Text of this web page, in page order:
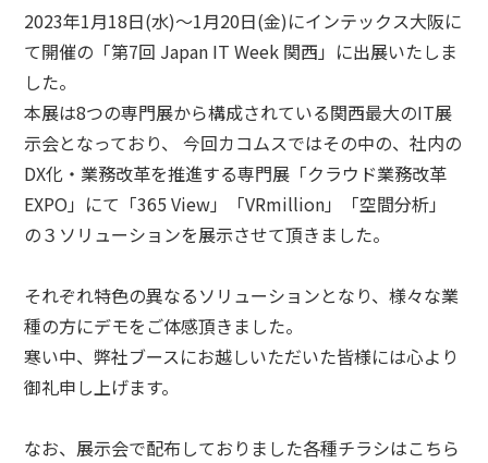
2023年1月18日(水)～1月20日(金)にインテックス大阪に
て開催の「第7回 Japan IT Week 関西」に出展いたしま
した。
本展は8つの専門展から構成されている関西最大のIT展
示会となっており、 今回カコムスではその中の、社内の
DX化・業務改革を推進する専門展「クラウド業務改革
EXPO」にて「365 View」「VRmillion」「空間分析」
の３ソリューションを展示させて頂きました。
それぞれ特色の異なるソリューションとなり、様々な業
種の方にデモをご体感頂きました。
寒い中、弊社ブースにお越しいただいた皆様には心より
御礼申し上げます。
なお、展示会で配布しておりました各種チラシはこちら